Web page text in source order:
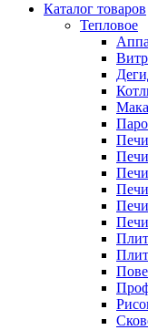
Каталог товаров
Тепловое